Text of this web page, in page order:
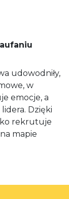
udowodniły,
w
emocje, a
Dzięki
rekrutuje
mapie